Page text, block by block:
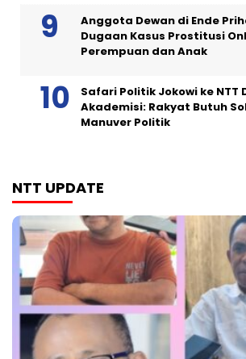
Anggota Dewan di Ende
Dugaan Kasus Prostitusi
Perempuan dan Anak
Safari Politik Jokowi ke NTT
Akademisi: Rakyat Butuh
Manuver Politik
NTT UPDATE